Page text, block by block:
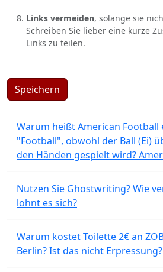
Links vermeiden, solange sie
Schreiben Sie lieber eine kurze
Links zu teilen.
Speichern
Warum heißt American Football
"Football", obwohl der Ball (Ei)
den Händen gespielt wird?
Nutzen Sie Ghostwriting? Wie
lohnt es sich?
Warum kostet Toilette 2€ an
Berlin? Ist das nicht Erpressung?